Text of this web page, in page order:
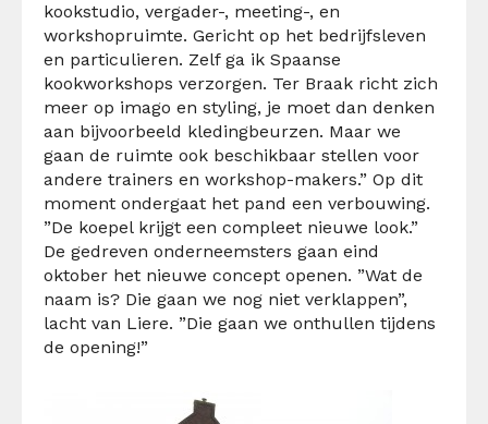
kookstudio, vergader-, meeting-, en
workshopruimte. Gericht op het bedrijfsleven
en particulieren. Zelf ga ik Spaanse
kookworkshops verzorgen. Ter Braak richt zich
meer op imago en styling, je moet dan denken
aan bijvoorbeeld kledingbeurzen. Maar we
gaan de ruimte ook beschikbaar stellen voor
andere trainers en workshop-makers.” Op dit
moment ondergaat het pand een verbouwing.
”De koepel krijgt een compleet nieuwe look.”
De gedreven onderneemsters gaan eind
oktober het nieuwe concept openen. ”Wat de
naam is? Die gaan we nog niet verklappen”,
lacht van Liere. ”Die gaan we onthullen tijdens
de opening!”